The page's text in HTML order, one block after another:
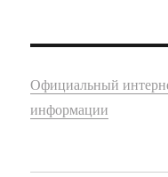
Официальный
информации